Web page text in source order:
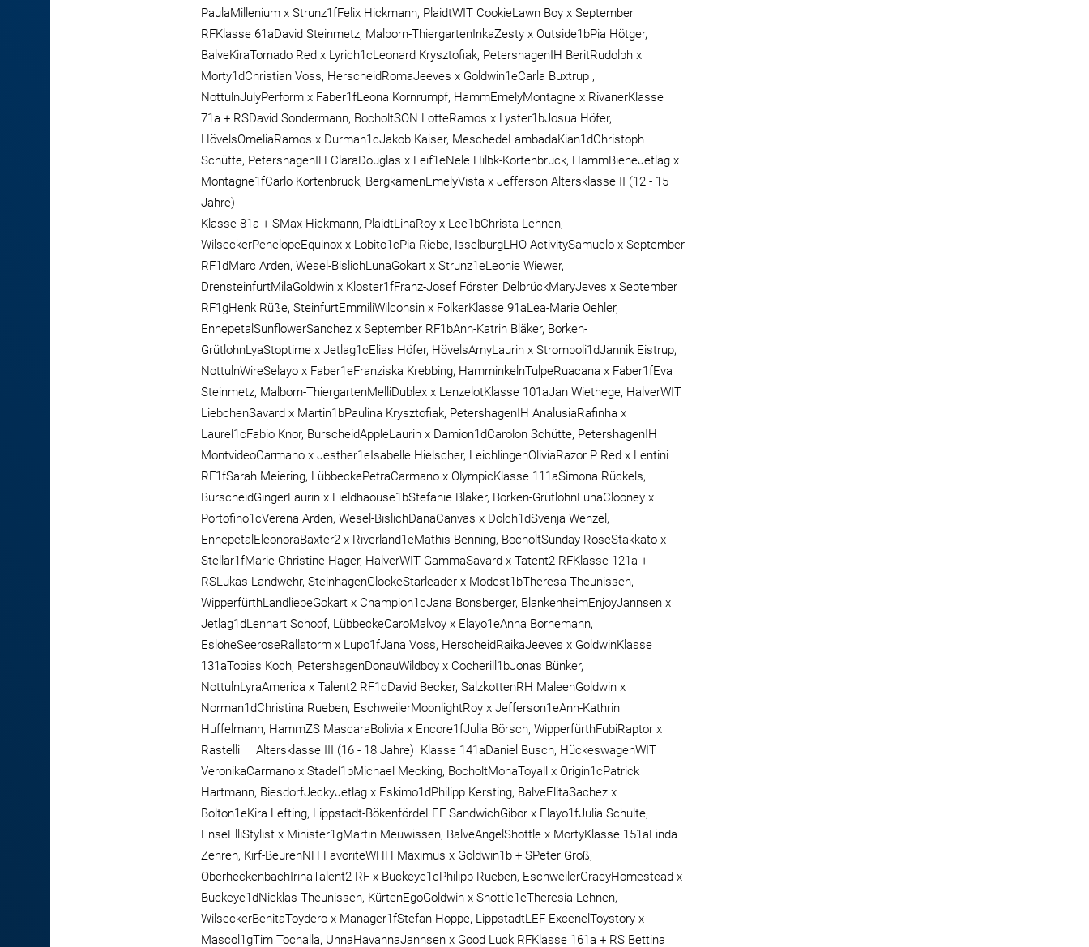
PaulaMillenium x Strunz1fFelix Hickmann, PlaidtWIT CookieLawn Boy x September
RFKlasse 61aDavid Steinmetz, Malborn-ThiergartenInkaZesty x Outside1bPia Hötger,
BalveKiraTornado Red x Lyrich1cLeonard Krysztofiak, PetershagenIH BeritRudolph x
Morty1dChristian Voss, HerscheidRomaJeeves x Goldwin1eCarla Buxtrup ,
NottulnJulyPerform x Faber1fLeona Kornrumpf, HammEmelyMontagne x RivanerKlasse
71a + RSDavid Sondermann, BocholtSON LotteRamos x Lyster1bJosua Höfer,
HövelsOmeliaRamos x Durman1cJakob Kaiser, MeschedeLambadaKian1dChristoph
Schütte, PetershagenIH ClaraDouglas x Leif1eNele Hilbk-Kortenbruck, HammBieneJetlag x
Montagne1fCarlo Kortenbruck, BergkamenEmelyVista x Jefferson Altersklasse II (12 - 15
Jahre)
Klasse 81a + SMax Hickmann, PlaidtLinaRoy x Lee1bChrista Lehnen,
WilseckerPenelopeEquinox x Lobito1cPia Riebe, IsselburgLHO ActivitySamuelo x September
RF1dMarc Arden, Wesel-BislichLunaGokart x Strunz1eLeonie Wiewer,
DrensteinfurtMilaGoldwin x Kloster1fFranz-Josef Förster, DelbrückMaryJeves x September
RF1gHenk Rüße, SteinfurtEmmiliWilconsin x FolkerKlasse 91aLea-Marie Oehler,
EnnepetalSunflowerSanchez x September RF1bAnn-Katrin Bläker, Borken-
GrütlohnLyaStoptime x Jetlag1cElias Höfer, HövelsAmyLaurin x Stromboli1dJannik Eistrup,
NottulnWireSelayo x Faber1eFranziska Krebbing, HamminkelnTulpeRuacana x Faber1fEva
Steinmetz, Malborn-ThiergartenMelliDublex x LenzelotKlasse 101aJan Wiethege, HalverWIT
LiebchenSavard x Martin1bPaulina Krysztofiak, PetershagenIH AnalusiaRafinha x
Laurel1cFabio Knor, BurscheidAppleLaurin x Damion1dCarolon Schütte, PetershagenIH
MontvideoCarmano x Jesther1eIsabelle Hielscher, LeichlingenOliviaRazor P Red x Lentini
RF1fSarah Meiering, LübbeckePetraCarmano x OlympicKlasse 111aSimona Rückels,
BurscheidGingerLaurin x Fieldhaouse1bStefanie Bläker, Borken-GrütlohnLunaClooney x
Portofino1cVerena Arden, Wesel-BislichDanaCanvas x Dolch1dSvenja Wenzel,
EnnepetalEleonoraBaxter2 x Riverland1eMathis Benning, BocholtSunday RoseStakkato x
Stellar1fMarie Christine Hager, HalverWIT GammaSavard x Tatent2 RFKlasse 121a +
RSLukas Landwehr, SteinhagenGlockeStarleader x Modest1bTheresa Theunissen,
WipperfürthLandliebeGokart x Champion1cJana Bonsberger, BlankenheimEnjoyJannsen x
Jetlag1dLennart Schoof, LübbeckeCaroMalvoy x Elayo1eAnna Bornemann,
EsloheSeeroseRallstorm x Lupo1fJana Voss, HerscheidRaikaJeeves x GoldwinKlasse
131aTobias Koch, PetershagenDonauWildboy x Cocherill1bJonas Bünker,
NottulnLyraAmerica x Talent2 RF1cDavid Becker, SalzkottenRH MaleenGoldwin x
Norman1dChristina Rueben, EschweilerMoonlightRoy x Jefferson1eAnn-Kathrin
Huffelmann, HammZS MascaraBolivia x Encore1fJulia Börsch, WipperfürthFubiRaptor x
Rastelli Altersklasse III (16 - 18 Jahre) Klasse 141aDaniel Busch, HückeswagenWIT
VeronikaCarmano x Stadel1bMichael Mecking, BocholtMonaToyall x Origin1cPatrick
Hartmann, BiesdorfJeckyJetlag x Eskimo1dPhilipp Kersting, BalveElitaSachez x
Bolton1eKira Lefting, Lippstadt-BökenfördeLEF SandwichGibor x Elayo1fJulia Schulte,
EnseElliStylist x Minister1gMartin Meuwissen, BalveAngelShottle x MortyKlasse 151aLinda
Zehren, Kirf-BeurenNH FavoriteWHH Maximus x Goldwin1b + SPeter Groß,
OberheckenbachIrinaTalent2 RF x Buckeye1cPhilipp Rueben, EschweilerGracyHomestead x
Buckeye1dNicklas Theunissen, KürtenEgoGoldwin x Shottle1eTheresia Lehnen,
WilseckerBenitaToydero x Manager1fStefan Hoppe, LippstadtLEF ExcenelToystory x
Mascol1gTim Tochalla, UnnaHavannaJannsen x Good Luck RFKlasse 161a + RS Bettina